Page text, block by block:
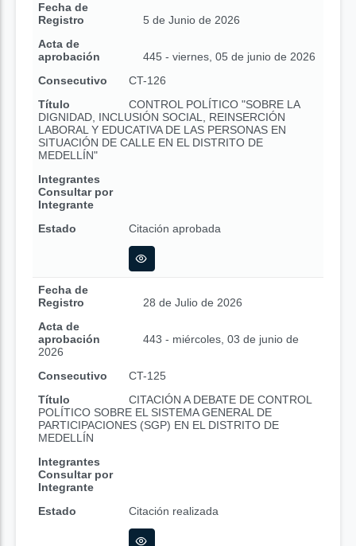
Fecha de
Registro
5 de Junio de 2026
Acta de
aprobación
445 - viernes, 05 de junio de 2026
Consecutivo
CT-126
Título
CONTROL POLÍTICO "SOBRE LA
DIGNIDAD, INCLUSIÓN SOCIAL, REINSERCIÓN
LABORAL Y EDUCATIVA DE LAS PERSONAS EN
SITUACIÓN DE CALLE EN EL DISTRITO DE
MEDELLÍN"
Integrantes
Consultar por
Integrante
Estado
Citación aprobada
Fecha de
Registro
28 de Julio de 2026
Acta de
aprobación
443 - miércoles, 03 de junio de
2026
Consecutivo
CT-125
Título
CITACIÓN A DEBATE DE CONTROL
POLÍTICO SOBRE EL SISTEMA GENERAL DE
PARTICIPACIONES (SGP) EN EL DISTRITO DE
MEDELLÍN
Integrantes
Consultar por
Integrante
Estado
Citación realizada